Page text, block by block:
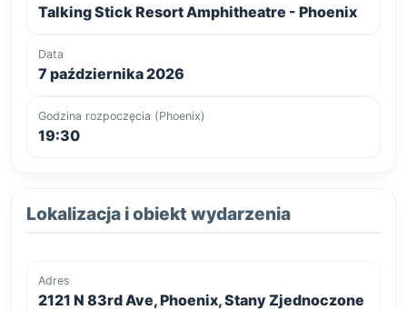
Talking Stick Resort Amphitheatre - Phoenix
Data
7 października 2026
Godzina rozpoczęcia (Phoenix)
19:30
Lokalizacja i obiekt wydarzenia
Adres
2121 N 83rd Ave, Phoenix, Stany Zjednoczone